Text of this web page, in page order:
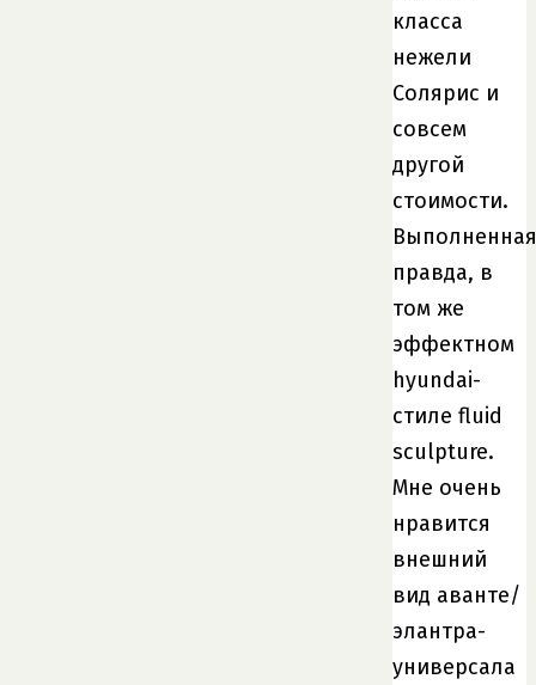
класса
нежели
Солярис и
совсем
другой
стоимости.
правда, в
том же
эффектном
hyundai-
стиле fluid
sculpture.
Мне очень
нравится
внешний
вид аванте/
элантра-
универсала